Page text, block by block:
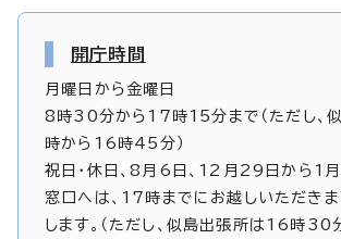
開庁時間
月曜日から金曜日
8時30分から17時15分まで（ただし、
時から16時45分）
祝日・休日、8月6日、12月29日から1
窓口へは、17時までにお越しいただき
します。（ただし、似島出張所は16時30